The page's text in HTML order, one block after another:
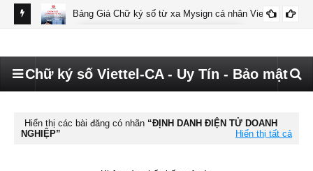
Bảng Giá Chữ ký số từ xa Mysign cá nhân Viettel
Chữ ký số Viettel-CA - Uy Tín - Bảo mật
Hiển thị các bài đăng có nhãn
ĐỊNH DANH ĐIỆN TỬ DOANH
NGHIỆP
Hiển thị tất cả